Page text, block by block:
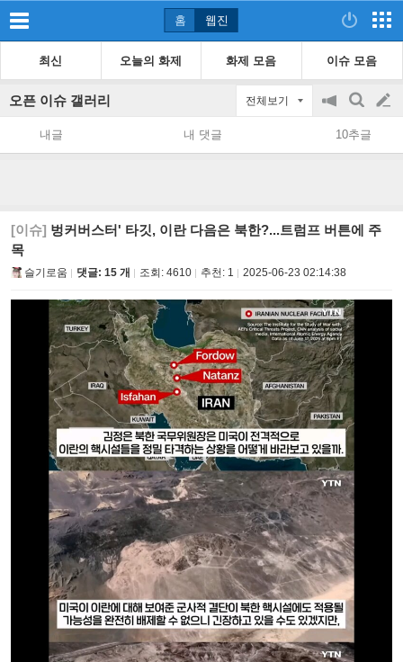
홈 웹진
최신 오늘의 화제 화제 모음 이슈 모음
오픈 이슈 갤러리 전체보기
공
지
on/off
검
색
글
쓰
내글 내 댓글 10추글
[이슈] 벙커버스터' 타깃, 이란 다음은 북한?...트럼프 버튼에 주
목
슬기로움 댓글: 15 개 조회: 4610 추천: 1 2025-06-23 02:14:38